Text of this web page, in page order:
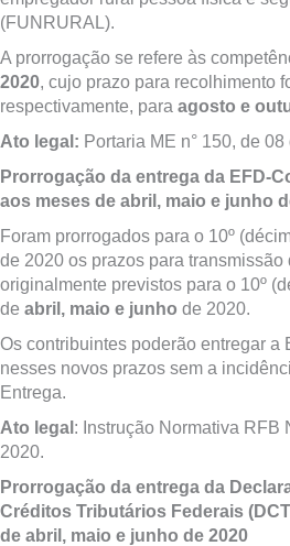
(FUNRURAL).
A prorrogação se refere às
2020, cujo prazo para recolhimento
respectivamente, para agosto e
Ato legal: Portaria ME n° 150, de
Prorrogação da entrega da EFD-
aos meses de abril, maio e junho
Foram prorrogados para o 10º
de 2020 os prazos para
originalmente previstos para o 10º
de abril, maio e junho de 2020.
Os contribuintes poderão entregar a
nesses novos prazos sem a
Entrega.
Ato legal : Instrução Normativa RFB
2020.
Prorrogação da entrega da
Créditos Tributários Federais
de abril, maio e junho de 2020